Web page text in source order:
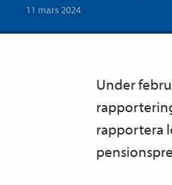
11 mars 2024
Under
rapportera